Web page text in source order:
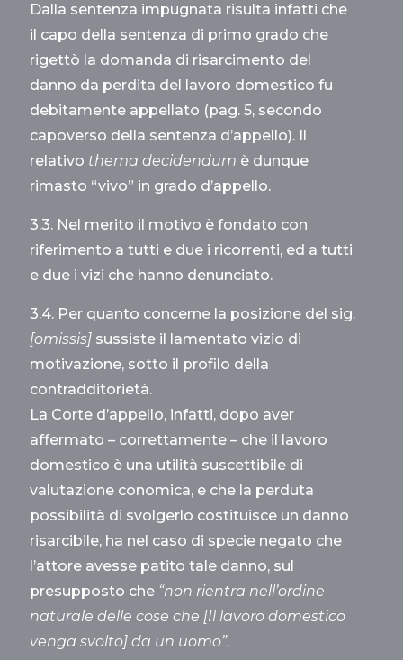
Dalla sentenza impugnata risulta infatti che
il capo della sentenza di primo grado che
rigettò la domanda di risarcimento del
danno da perdita del lavoro domestico fu
debitamente appellato (pag. 5, secondo
capoverso della sentenza d’appello). Il
relativo thema decidendum è dunque
rimasto “vivo” in grado d’appello.
3.3. Nel merito il motivo è fondato con
riferimento a tutti e due i ricorrenti, ed a tutti
e due i vizi che hanno denunciato.
3.4. Per quanto concerne la posizione del sig.
[omissis] sussiste il lamentato vizio di
motivazione, sotto il profilo della
contradditorietà.
La Corte d’appello, infatti, dopo aver
affermato – correttamente – che il lavoro
domestico è una utilità suscettibile di
valutazione conomica, e che la perduta
possibilità di svolgerlo costituisce un danno
risarcibile, ha nel caso di specie negato che
l’attore avesse patito tale danno, sul
presupposto che “non rientra nell’ordine
naturale delle cose che [Il lavoro domestico
venga svolto] da un uomo”.